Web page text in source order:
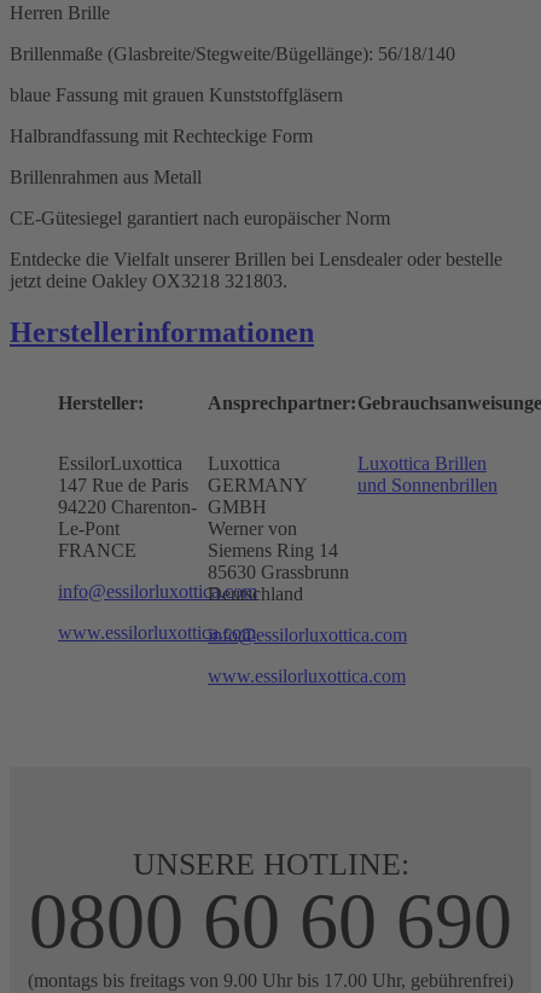
Herren Brille
Brillenmaße (Glasbreite/Stegweite/Bügellänge): 56/18/140
blaue Fassung mit grauen Kunststoffgläsern
Halbrandfassung mit Rechteckige Form
Brillenrahmen aus Metall
CE-Gütesiegel garantiert nach europäischer Norm
Entdecke die Vielfalt unserer Brillen bei Lensdealer oder bestelle
jetzt deine Oakley OX3218 321803.
Herstellerinformationen
Hersteller:
EssilorLuxottica
147 Rue de Paris
94220 Charenton-
Le-Pont
FRANCE
info@essilorluxottica.com
www.essilorluxottica.com
Ansprechpartner:
Luxottica
GERMANY
GMBH
Werner von
Siemens Ring 14
85630 Grassbrunn
Deutschland
info@essilorluxottica.com
www.essilorluxottica.com
Luxottica Brillen
und Sonnenbrillen
UNSERE HOTLINE:
0800 60 60 690
(montags bis freitags von 9.00 Uhr bis 17.00 Uhr, gebührenfrei)